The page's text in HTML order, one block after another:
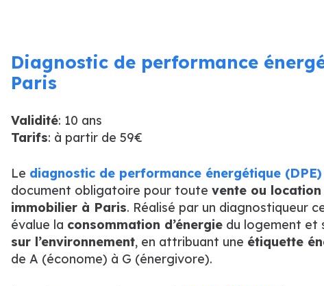
Diagnostic de performance
Paris
Validité: 10 ans
Tarifs: à partir de 59€
Le diagnostic de performance énergétique (DPE)
document obligatoire pour toute vente ou location
immobilier à Paris. Réalisé par un diagnostiqueur
évalue la consommation d’énergiedu logement et
sur l’environnement, en attribuant une étiquette
de A (économe) à G (énergivore).